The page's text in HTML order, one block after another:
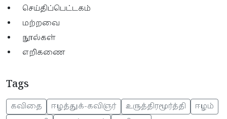
செய்திப்பெட்டகம்
மற்றவை
நூல்கள்
எறிகணை
Tags
கவிதை ஈழத்துக்-கவிஞர் உருத்திரமூர்த்தி
ஈழம்